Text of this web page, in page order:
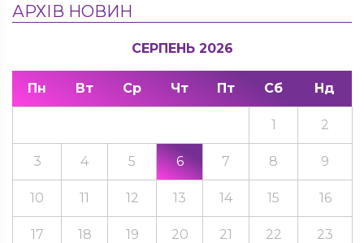
АРХІВ НОВИН
СЕРПЕНЬ 2026
Пн Вт Ср Чт Пт Сб Нд
1 2
3 4 5 6 7 8 9
10 11 12 13 14 15 16
17 18 19 20 21 22 23